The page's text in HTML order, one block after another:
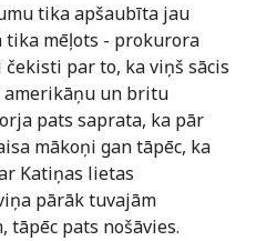
tika apšaubīta jau
tika mēļots - prokurora
par to, ka viņš sācis
amerikāņu un britu
pats saprata, ka pār
mākoņi gan tāpēc, ka
Katiņas lietas
pārāk tuvajām
pats nošāvies.